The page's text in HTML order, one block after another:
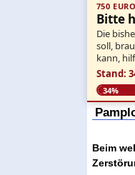
750
Bitte
Die
soll,
kann,
Stand:
34%
Beim